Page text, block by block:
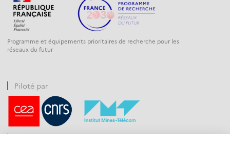
Programme et équipements prioritaires de recherche pour les
réseaux du futur
Piloté par
Financé par